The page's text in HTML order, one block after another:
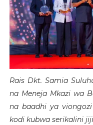
Rais Dkt. Samia
na Meneja Mkazi wa
na baadhi ya
kodi kubwa serikalini